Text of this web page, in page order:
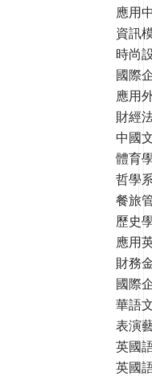
應用
資訊
時尚
國際
應用
財經
中國
體育
哲學
餐旅
歷史
應用
財務
國際
華語
表演
英國
英國